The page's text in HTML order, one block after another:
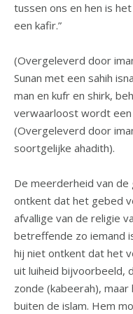
tussen ons en hen is
een kafir.”
(Overgeleverd door
Sunan met een sahih
man en kufr en shirk,
verwaarloost wordt een
(Overgeleverd door
soortgelijke ahadith).
De meerderheid van
ontkent dat het gebed
afvallige van de religie
betreffende zo iemand
hij niet ontkent dat het
uit luiheid bijvoorbeeld,
zonde (kabeerah),
buiten de islam. Hem